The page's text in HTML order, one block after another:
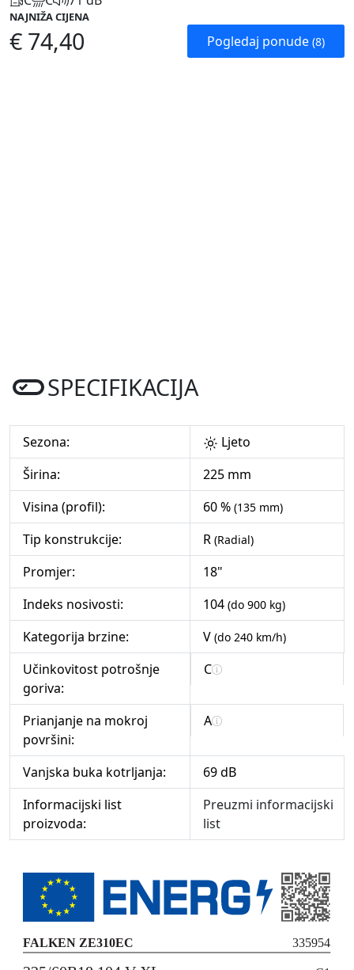
NAJNIŽA CIJENA
€ 74,40 Pogledaj ponude (8)
SPECIFIKACIJA
Sezona:
Ljeto
Širina:
225 mm
Visina (profil):
60 % (135 mm)
Tip konstrukcije: R (Radial)
Promjer:
18"
Indeks nosivosti:
104 (do 900 kg)
Kategorija brzine: V (do 240 km/h)
Učinkovitost potrošnje
goriva:
C
Prianjanje na mokroj
površini:
A
Vanjska buka kotrljanja:
69 dB
Informacijski list
proizvoda:
Preuzmi informacijski
list